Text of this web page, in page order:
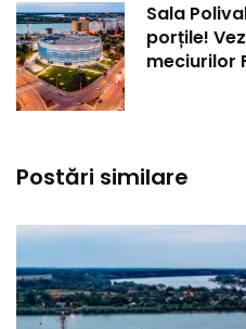
Sala
porțile!
meciurilor
Postări similare